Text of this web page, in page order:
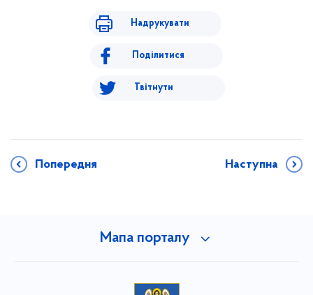
Надрукувати
Поділитися
Твітнути
Попередня Наступна
Мапа порталу